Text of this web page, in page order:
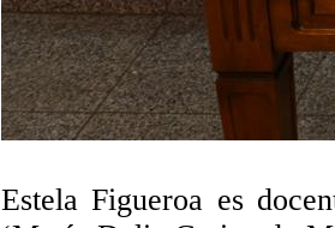
Estela Figueroa es